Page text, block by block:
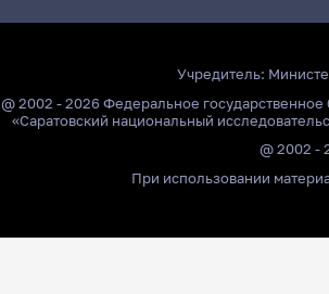
Учредитель:
@ 2002 - 2026 Федеральное
«Саратовский национальный
@ 2002 -
При использовании